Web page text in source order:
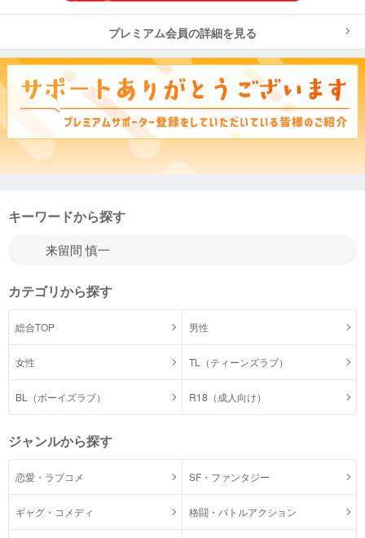
プレミアム会員の詳細を見る
キーワードから探す
カテゴリから探す
総合TOP 男性
女性 TL（ティーンズラブ）
BL（ボーイズラブ） R18（成人向け）
ジャンルから探す
恋愛・ラブコメ SF・ファンタジー
ギャグ・コメディ 格闘・バトルアクション